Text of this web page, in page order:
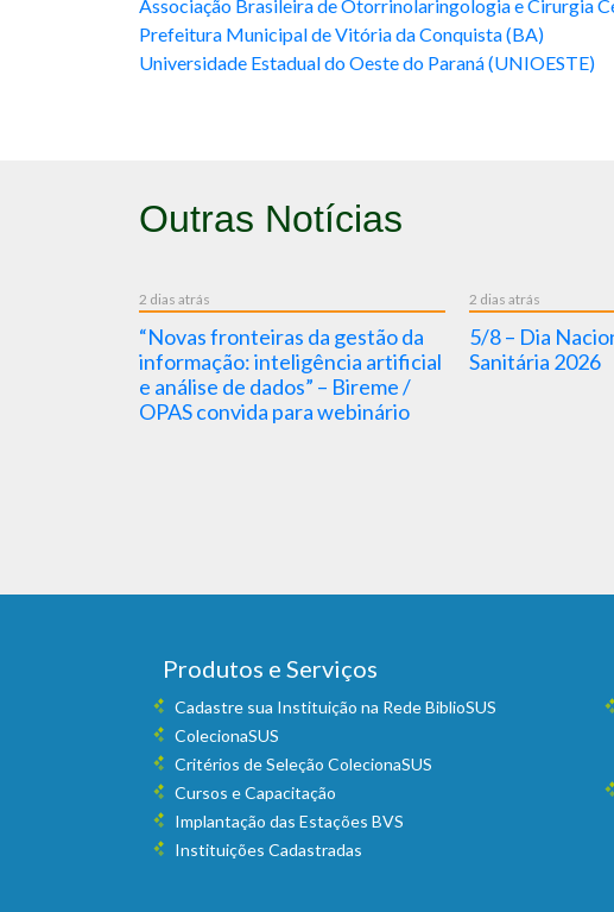
Associação Brasileira de Otorrinolaringologia e Cirurgia
Prefeitura Municipal de Vitória da Conquista (BA)
Universidade Estadual do Oeste do Paraná (UNIOESTE)
Outras Notícias
2 dias atrás
“Novas fronteiras da gestão da
informação: inteligência artificial
e análise de dados” – Bireme /
OPAS convida para webinário
2 dias atrás
5/8 – Dia
Sanitária 2026
Produtos e Serviços
Cadastre sua Instituição na Rede BiblioSUS
ColecionaSUS
Critérios de Seleção ColecionaSUS
Cursos e Capacitação
Implantação das Estações BVS
Instituições Cadastradas